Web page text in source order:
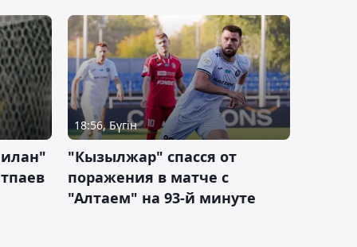
18:56, Бүгін
"Кызылжар" спасся от
поражения в матче с
"Алтаем" на 93-й минуте